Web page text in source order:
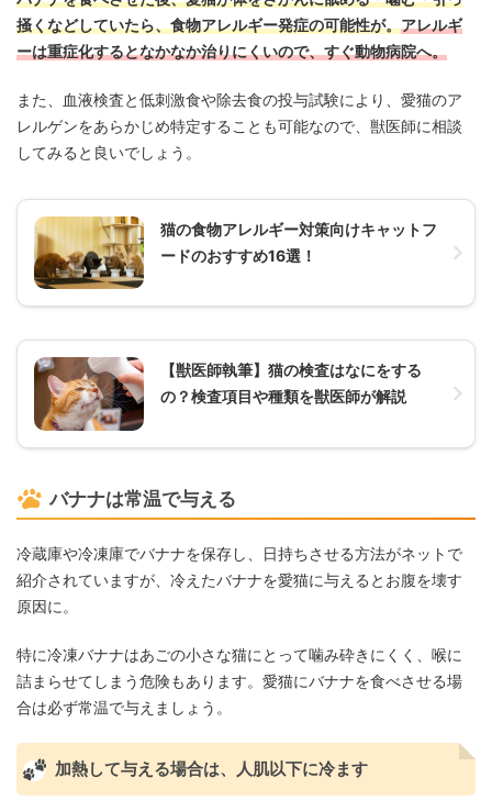
掻くなどしていたら、食物アレルギー発症の可能性が。アレルギ
ーは重症化するとなかなか治りにくいので、すぐ動物病院へ。
また、血液検査と低刺激食や除去食の投与試験により、愛猫のア
レルゲンをあらかじめ特定することも可能なので、獣医師に相談
してみると良いでしょう。
猫の食物アレルギー対策向けキャットフ
ードのおすすめ16選！
【獣医師執筆】猫の検査はなにをする
の？検査項目や種類を獣医師が解説
バナナは常温で与える
冷蔵庫や冷凍庫でバナナを保存し、日持ちさせる方法がネットで
紹介されていますが、冷えたバナナを愛猫に与えるとお腹を壊す
原因に。
特に冷凍バナナはあごの小さな猫にとって噛み砕きにくく、喉に
詰まらせてしまう危険もあります。愛猫にバナナを食べさせる場
合は必ず常温で与えましょう。
加熱して与える場合は、人肌以下に冷ます